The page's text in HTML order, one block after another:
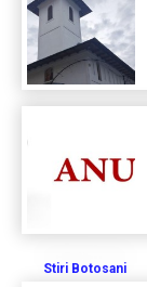
Stiri Botosani